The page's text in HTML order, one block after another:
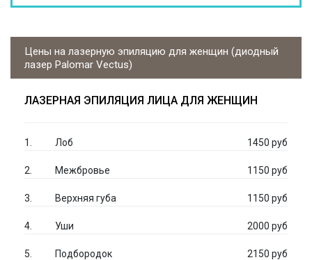
Цены на лазерную эпиляцию для женщин (диодный
лазер Palomar Vectus)
ЛАЗЕРНАЯ ЭПИЛЯЦИЯ ЛИЦА ДЛЯ ЖЕНЩИН
Лоб 1450 руб
Межбровье 1150 руб
Верхняя губа 1150 руб
Уши 2000 руб
Подбородок 2150 руб